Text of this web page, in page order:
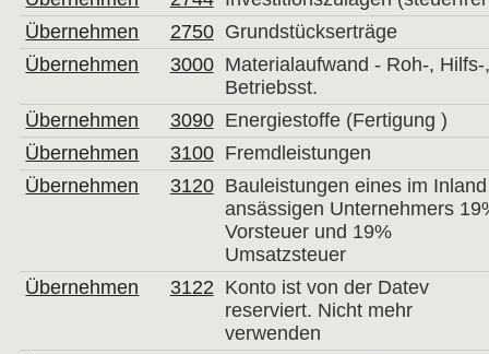
Übernehmen
2750 Grundstückserträge
Übernehmen
3000 Materialaufwand - Roh-, Hilfs-
Betriebsst.
Übernehmen
3090 Energiestoffe (Fertigung )
Übernehmen
3100 Fremdleistungen
Übernehmen
3120 Bauleistungen eines im Inland
ansässigen Unternehmers
Vorsteuer und 19%
Umsatzsteuer
Übernehmen
3122 Konto ist von der Datev
reserviert. Nicht mehr
verwenden